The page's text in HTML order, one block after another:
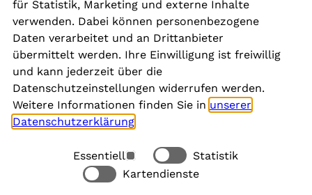
Karriere
Newsletter
Social Media
Rechtliches
für Statistik, Marketing und externe Inhalte
verwenden. Dabei können personenbezogene
Daten verarbeitet und an Drittanbieter
übermittelt werden. Ihre Einwilligung ist freiwillig
und kann jederzeit über die
Datenschutzeinstellungen widerrufen werden.
Weitere Informationen finden Sie in unserer
Datenschutzerklärung
Essentiell
Statistik
Kartendienste